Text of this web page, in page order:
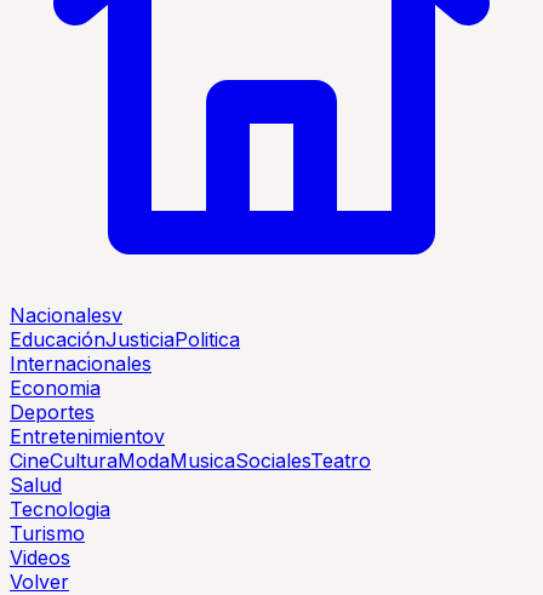
Nacionalesv
EducaciónJusticiaPolitica
Internacionales
Economia
Deportes
Entretenimientov
CineCulturaModaMusicaSocialesTeatro
Salud
Tecnologia
Turismo
Videos
Volver